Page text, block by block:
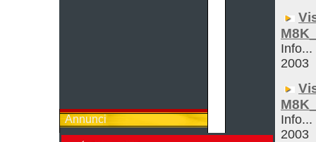
Annunci
Info...
2003
Info...
2003